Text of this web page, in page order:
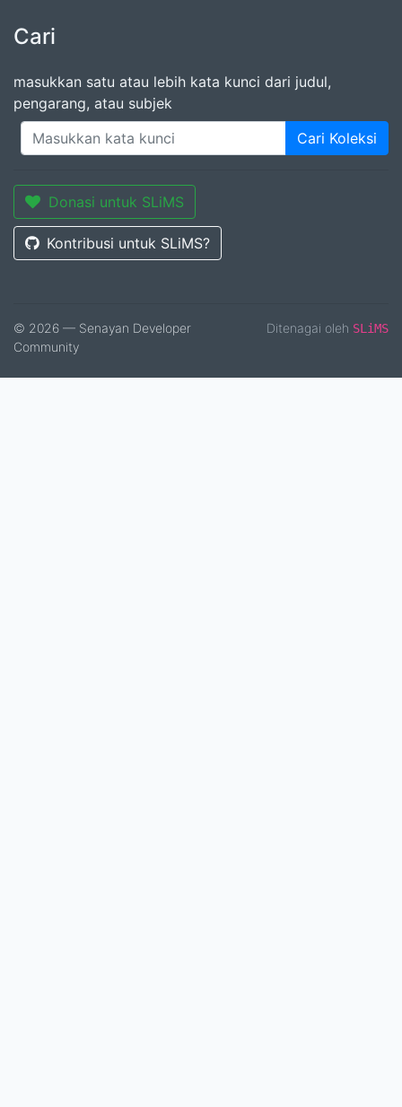
Cari
masukkan satu atau lebih kata kunci dari judul,
pengarang, atau subjek
Cari Koleksi
Donasi untuk SLiMS
Kontribusi untuk SLiMS?
© 2026 — Senayan Developer
Community
Ditenagai oleh SLiMS